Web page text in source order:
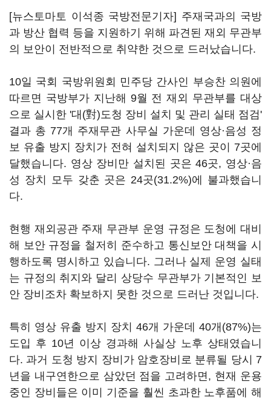
[뉴스토마토 이석종 국방전문기자] 주재국과의 국방
과 방산 협력 등을 지원하기 위해 파견된 재외 무관부
의 보안이 전반적으로 취약한 것으로 드러났습니다.
10일 국회 국방위원회 민주당 간사인 부승찬 의원에
따르면 국방부가 지난해 9월 전 재외 무관부를 대상
으로 실시한 '대(對)도청 장비 설치 및 관리 실태 점검'
결과 총 77개 주재무관 사무실 가운데 영상·음성 정
보 유출 방지 장치가 전혀 설치되지 않은 곳이 7곳에
달했습니다. 영상 장비만 설치된 곳은 46곳, 영상·음
성 장치 모두 갖춘 곳은 24곳(31.2%)에 불과했습니
다.
현행 재외공관 주재 무관부 운영 규정은 도청에 대비
해 보안 규정을 철저히 준수하고 통신보안 대책을 시
행하도록 명시하고 있습니다. 그러나 실제 운영 실태
는 규정의 취지와 달리 상당수 무관부가 기본적인 보
안 장비조차 확보하지 못한 것으로 드러난 것입니다.
특히 영상 유출 방지 장치 46개 가운데 40개(87%)는
도입 후 10년 이상 경과해 사실상 노후 상태였습니
다. 과거 도청 방지 장비가 암호장비로 분류될 당시 7
년을 내구연한으로 삼았던 점을 고려하면, 현재 운용
중인 장비들은 이미 기준을 훨씬 초과한 노후품에 해